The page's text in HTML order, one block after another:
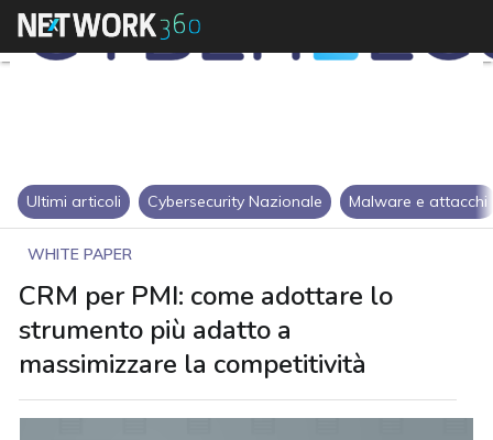
Ultimi articoli Cybersecurity Nazionale Malware e attacchi
WHITE PAPER
CRM per PMI: come adottare lo
strumento più adatto a
massimizzare la competitività